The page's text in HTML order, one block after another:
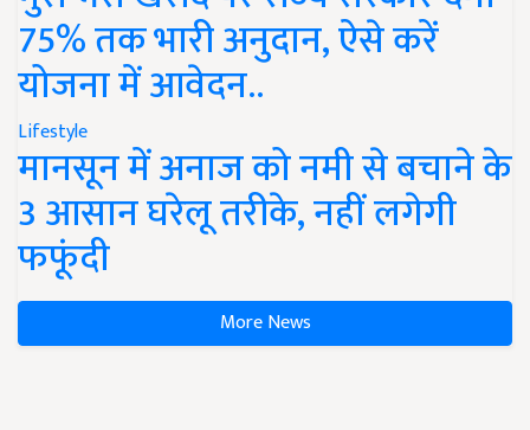
75% तक भारी अनुदान, ऐसे करें
योजना में आवेदन..
Lifestyle
मानसून में अनाज को नमी से बचाने के
3 आसान घरेलू तरीके, नहीं लगेगी
फफूंदी
More News